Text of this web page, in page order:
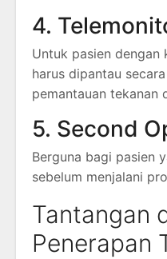
4.
Untuk pasien
harus dipantau
pemantauan tekanan
5. Second
Berguna bagi pasien
sebelum menjalani
Tantangan
Penerapan